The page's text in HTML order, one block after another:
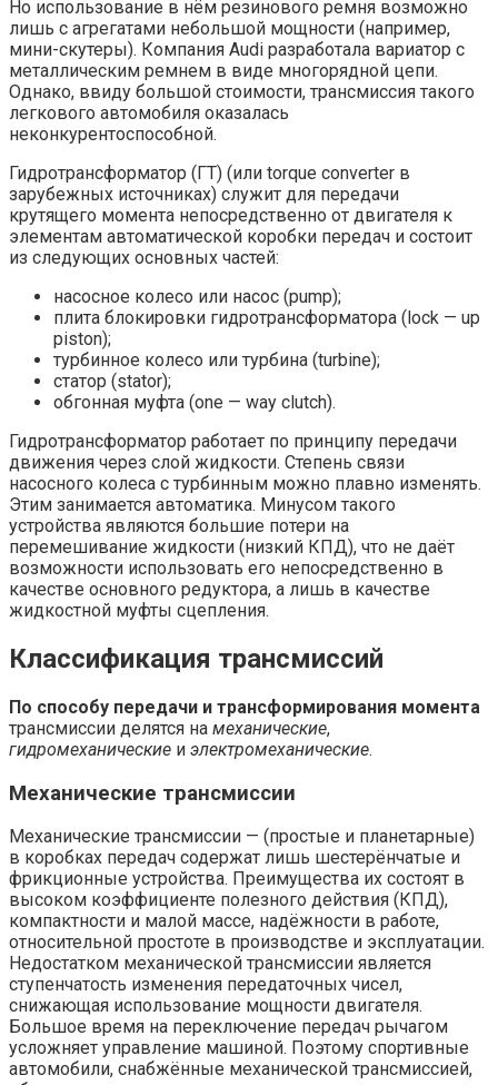
Но использование в нём резинового ремня возможно
лишь с агрегатами небольшой мощности (например,
мини-скутеры). Компания Audi разработала вариатор с
металлическим ремнем в виде многорядной цепи.
Однако, ввиду большой стоимости, трансмиссия такого
легкового автомобиля оказалась
неконкурентоспособной.
Гидротрансформатор (ГТ) (или torque converter в
зарубежных источниках) служит для передачи
крутящего момента непосредственно от двигателя к
элементам автоматической коробки передач и состоит
из следующих основных частей:
насосное колесо или насос (pump);
плита блокировки гидротрансформатора (lock — up
piston);
турбинное колесо или турбина (turbine);
статор (stator);
обгонная муфта (one — way clutch).
Гидротрансформатор работает по принципу передачи
движения через слой жидкости. Степень связи
насосного колеса с турбинным можно плавно изменять.
Этим занимается автоматика. Минусом такого
устройства являются большие потери на
перемешивание жидкости (низкий КПД), что не даёт
возможности использовать его непосредственно в
качестве основного редуктора, а лишь в качестве
жидкостной муфты сцепления.
Классификация трансмиссий
По способу передачи и трансформирования момента
трансмиссии делятся на механические,
гидромеханические и электромеханические.
Механические трансмиссии
Механические трансмиссии — (простые и планетарные)
в коробках передач содержат лишь шестерёнчатые и
фрикционные устройства. Преимущества их состоят в
высоком коэффициенте полезного действия (КПД),
компактности и малой массе, надёжности в работе,
относительной простоте в производстве и эксплуатации.
Недостатком механической трансмиссии является
ступенчатость изменения передаточных чисел,
снижающая использование мощности двигателя.
Большое время на переключение передач рычагом
усложняет управление машиной. Поэтому спортивные
автомобили, снабжённые механической трансмиссией,